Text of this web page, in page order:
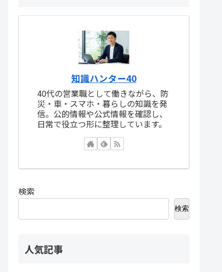
知識ハンター40
40代の営業職として働きながら、防
災・車・スマホ・暮らしの知識を発
信。公的情報や公式情報を確認し、
日常で役立つ形に整理しています。
検索
検索
人気記事